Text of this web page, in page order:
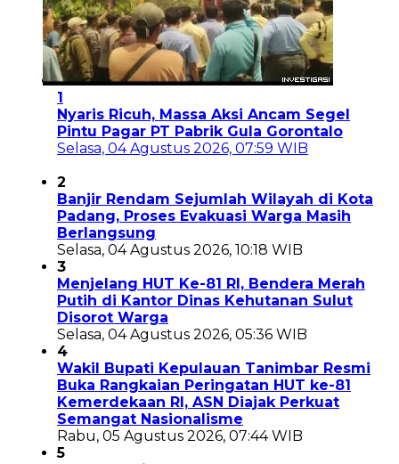
1
Nyaris Ricuh, Massa Aksi Ancam Segel
Pintu Pagar PT Pabrik Gula Gorontalo
Selasa, 04 Agustus 2026, 07:59 WIB
2
Banjir Rendam Sejumlah Wilayah di Kota
Padang, Proses Evakuasi Warga Masih
Berlangsung
Selasa, 04 Agustus 2026, 10:18 WIB
3
Menjelang HUT Ke-81 RI, Bendera Merah
Putih di Kantor Dinas Kehutanan Sulut
Disorot Warga
Selasa, 04 Agustus 2026, 05:36 WIB
4
Wakil Bupati Kepulauan Tanimbar Resmi
Buka Rangkaian Peringatan HUT ke-81
Kemerdekaan RI, ASN Diajak Perkuat
Semangat Nasionalisme
Rabu, 05 Agustus 2026, 07:44 WIB
5